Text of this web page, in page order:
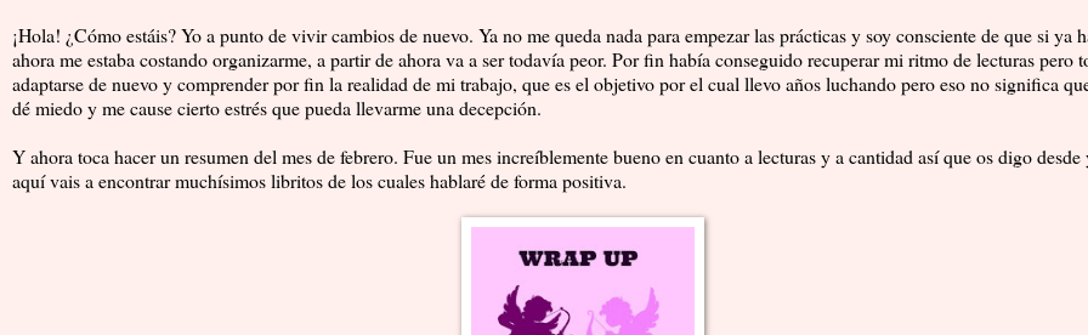
¡Hola! ¿Cómo estáis? Yo a punto de vivir cambios de nuevo. Ya no me queda nada para empezar las prácticas y soy consciente de que si ya
ahora me estaba costando organizarme, a partir de ahora va a ser todavía peor. Por fin había conseguido recuperar mi ritmo de lecturas pero
adaptarse de nuevo y comprender por fin la realidad de mi trabajo, que es el objetivo por el cual llevo años luchando pero eso no significa
dé miedo y me cause cierto estrés que pueda llevarme una decepción.
Y ahora toca hacer un resumen del mes de febrero. Fue un mes increíblemente bueno en cuanto a lecturas y a cantidad así que os digo desde
aquí vais a encontrar muchísimos libritos de los cuales hablaré de forma positiva.